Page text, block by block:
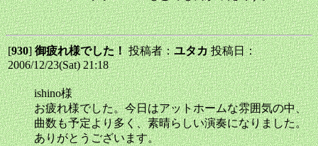
[930]御疲れ様でした！投稿者：ユタカ投稿日：
2006/12/23(Sat) 21:18
ishino様
お疲れ様でした。今日はアットホームな雰囲気の中、
曲数も予定より多く、素晴らしい演奏になりました。
ありがとうございます。